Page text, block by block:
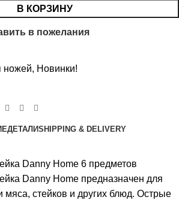
В КОРЗИНУ
в пожелания
ножей, Новинки!
ДЕТАЛИSHIPPING & DELIVERY
Danny Home 6 предметов
Danny Home предназначен для
мяса, стейков и других блюд. Острые